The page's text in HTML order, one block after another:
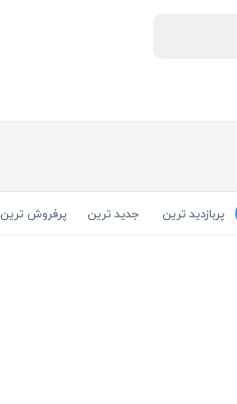
پربازدید ترین جدید ترین پرفروش ترین